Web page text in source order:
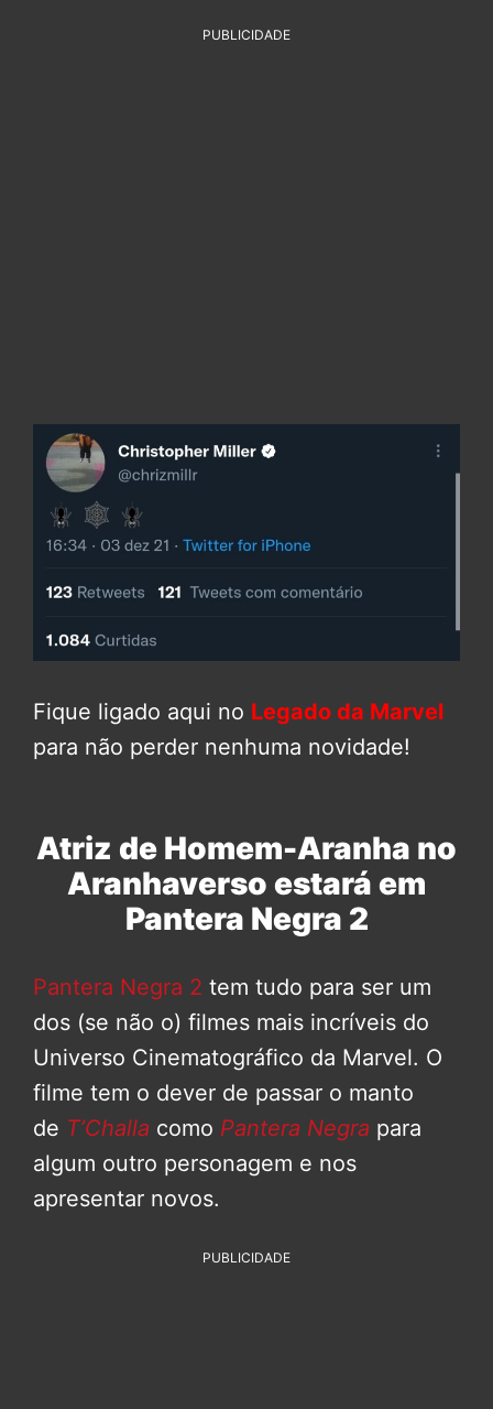
PUBLICIDADE
Fique ligado aqui no Legado da Marvel
para não perder nenhuma novidade!
Atriz de Homem-Aranha no
Aranhaverso estará em
Pantera Negra 2
Pantera Negra 2 tem tudo para ser um
dos (se não o) filmes mais incríveis do
Universo Cinematográfico da Marvel. O
filme tem o dever de passar o manto
de T’Challa como Pantera Negra para
algum outro personagem e nos
apresentar novos.
PUBLICIDADE